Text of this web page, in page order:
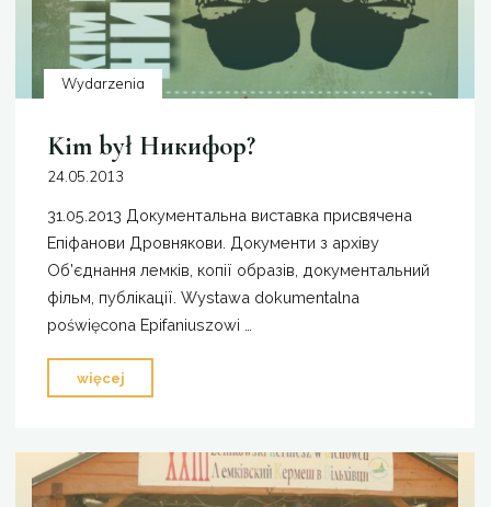
Wydarzenia
Kim był Никифор?
24.05.2013
31.05.2013 Документальна виставка присвячена
Епіфанови Дровнякови. Документи з архіву
Об’єднання лемків, копії образів, документальний
фільм, публікації. Wystawa dokumentalna
poświęcona Epifaniuszowi …
więcej
był